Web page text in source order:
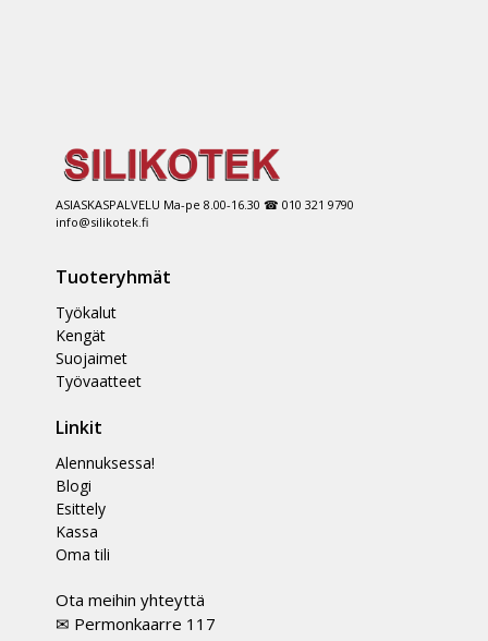
ASIASKASPALVELU Ma-pe 8.00-16.30 ☎ 010 321 9790
info@silikotek.fi
Tuoteryhmät
Työkalut
Kengät
Suojaimet
Työvaatteet
Linkit
Alennuksessa!
Blogi
Esittely
Kassa
Oma tili
Ota meihin yhteyttä
✉ Permonkaarre 117